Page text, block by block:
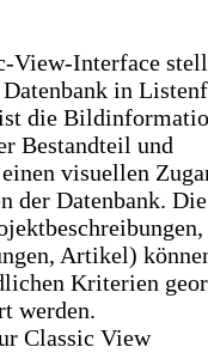
View-Interface
in
die
Bestandteil und
visuellen
der Datenbank. Die
Artikel)
Kriterien
werden.
Classic View